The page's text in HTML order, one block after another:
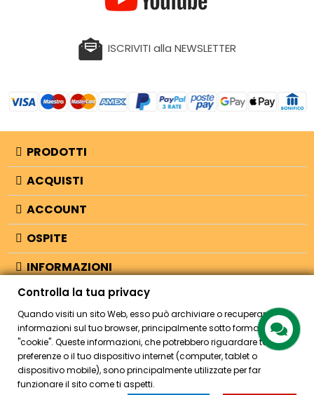
ISCRIVITI alla NEWSLETTER
PRODOTTI
ACQUISTI
ACCOUNT
OSPITE
INFORMAZIONI
NEGOZIO
© 2026 - Bellearti.it -credits
Controlla la tua privacy
Quando visiti un sito Web, esso può archiviare o recuperare
informazioni sul tuo browser, principalmente sotto forma di
"cookie". Queste informazioni, che potrebbero riguardare te, le tue
preferenze o il tuo dispositivo internet (computer, tablet o
dispositivo mobile), sono principalmente utilizzate per far
funzionare il sito come ti aspetti.